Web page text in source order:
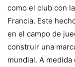
como el club con
Francia. Este
en el campo de
construir una
mundial. A